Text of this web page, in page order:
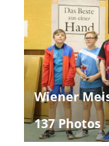
Wiener
137 Photos